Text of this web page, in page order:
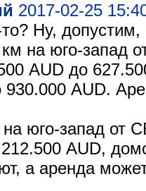
2017-02-25
Ну,
на юго-запад
AUD до
930.000 AUD.
юго-запад от
AUD,
а аренда